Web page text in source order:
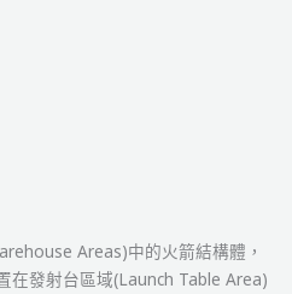
Areas)中的火箭結構體，
在發射台區域(Launch Table Area)